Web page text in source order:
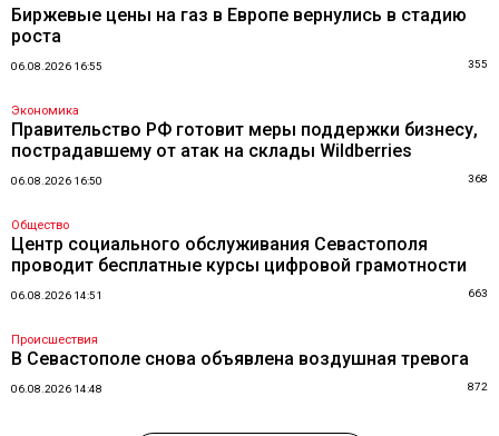
Биржевые цены на газ в Европе вернулись в стадию
роста
06.08.2026 16:55 355
Экономика
Правительство РФ готовит меры поддержки бизнесу,
пострадавшему от атак на склады Wildberries
06.08.2026 16:50 368
Общество
Центр социального обслуживания Севастополя
проводит бесплатные курсы цифровой грамотности
06.08.2026 14:51 663
Происшествия
В Севастополе снова объявлена воздушная тревога
06.08.2026 14:48 872